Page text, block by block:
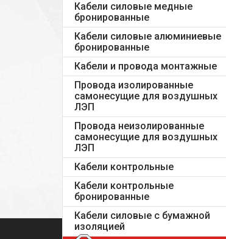
Кабели силовые медные
бронированные
Кабели силовые алюминиевые
бронированные
Кабели и провода монтажные
Провода изолированные
самонесущие для воздушных
ЛЭП
Провода неизолированные
самонесущие для воздушных
ЛЭП
Кабели контрольные
Кабели контрольные
бронированные
Кабели силовые с бумажной
изоляцией